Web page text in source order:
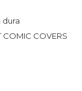
dura
COMIC COVERS